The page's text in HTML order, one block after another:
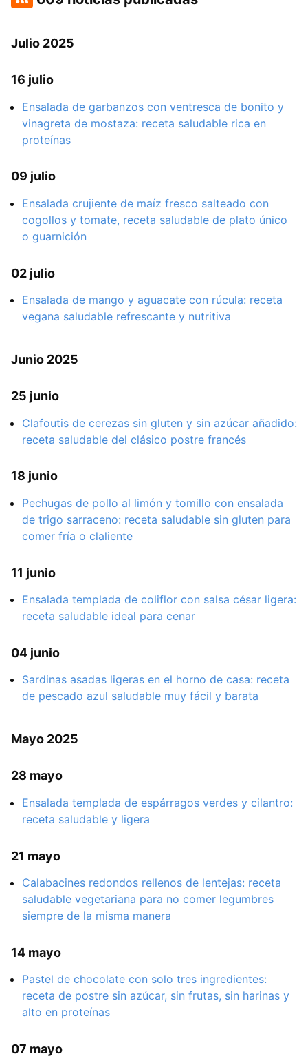
Julio 2025
16 julio
Ensalada de garbanzos con ventresca de bonito y
vinagreta de mostaza: receta saludable rica en
proteínas
09 julio
Ensalada crujiente de maíz fresco salteado con
cogollos y tomate, receta saludable de plato único
o guarnición
02 julio
Ensalada de mango y aguacate con rúcula: receta
vegana saludable refrescante y nutritiva
Junio 2025
25 junio
Clafoutis de cerezas sin gluten y sin azúcar añadido:
receta saludable del clásico postre francés
18 junio
Pechugas de pollo al limón y tomillo con ensalada
de trigo sarraceno: receta saludable sin gluten para
comer fría o claliente
11 junio
Ensalada templada de coliflor con salsa césar ligera:
receta saludable ideal para cenar
04 junio
Sardinas asadas ligeras en el horno de casa: receta
de pescado azul saludable muy fácil y barata
Mayo 2025
28 mayo
Ensalada templada de espárragos verdes y cilantro:
receta saludable y ligera
21 mayo
Calabacines redondos rellenos de lentejas: receta
saludable vegetariana para no comer legumbres
siempre de la misma manera
14 mayo
Pastel de chocolate con solo tres ingredientes:
receta de postre sin azúcar, sin frutas, sin harinas y
alto en proteínas
07 mayo